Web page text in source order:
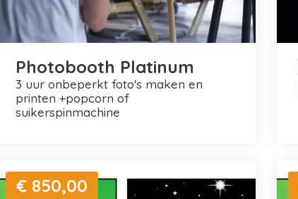
Photobooth Platinum
3 uur onbeperkt foto's maken en
printen +popcorn of
suikerspinmachine
€ 850,00